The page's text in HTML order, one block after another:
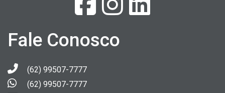
Fale Conosco
(62) 99507-7777
(62) 99507-7777